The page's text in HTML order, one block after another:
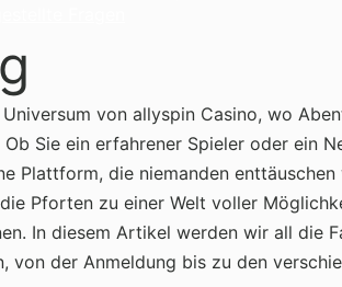
von allyspin Casino, wo
Sie ein erfahrener Spieler oder ein
Plattform, die niemanden enttäuschen
Pforten zu einer Welt voller
In diesem Artikel werden wir all die
von der Anmeldung bis zu den